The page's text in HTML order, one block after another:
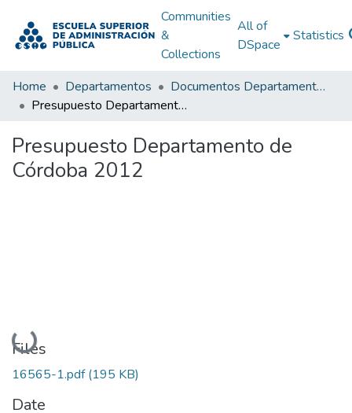
Communities
&
Collections
All of
DSpace
Statistics
Home Departamentos
Documentos Departamentales
Presupuesto Departamento de Córdoba 2012
Presupuesto Departamento de
Córdoba 2012
Loading...
Files
16565-1.pdf(195 KB)
Date